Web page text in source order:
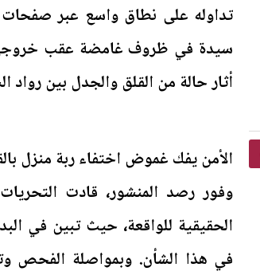
تداوله على نطاق واسع عبر صفحات
سيدة في ظروف غامضة عقب
أثار حالة من القلق والجدل بين رواد
الأمن يفك غموض اختفاء ربة منزل
وفور رصد المنشور، قادت
الحقيقية للواقعة، حيث تبين في
في هذا الشأن. وبمواصلة الفحص